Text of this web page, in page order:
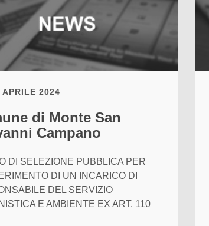
APRILE 2024
di Monte San
Campano
DI SELEZIONE PUBBLICA PER
DI UN INCARICO DI
DEL SERVIZIO
E AMBIENTE EX ART. 110